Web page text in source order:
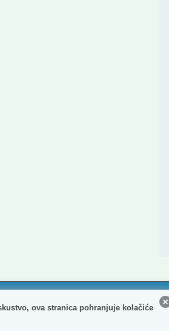
ova stranica pohranjuje kolačiće